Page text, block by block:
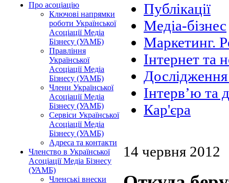
Про асоціацію
Ключові напрямки
роботи Української
Асоціації Медіа
Бізнесу (УАМБ)
Правління
Української
Асоціації Медіа
Бізнесу (УАМБ)
Члени Української
Асоціації Медіа
Бізнесу (УАМБ)
Сервіси Української
Асоціації Медіа
Бізнесу (УАМБ)
Адреса та контакти
Членство в Української
Асоціації Медіа Бізнесу
(УАМБ)
Членські внески
Публікації
Медіа-бізнес
Маркетинг.
Інтернет та
Дослідження
Інтерв’ю та
Кар'єра
14 червня 2012